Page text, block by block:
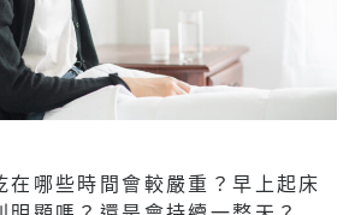
在哪些時間會較嚴重？早上起床